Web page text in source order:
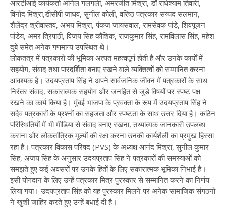
आरटीआई कार्यकर्ता अनिल गलगली, अमरजीत मिश्रा, डॉ राधेश्याम तिवारी,
विनोद मिश्रा,डीसीपी जाधव, सुनील कोली, वरिष्ठ पत्रकार सय्यद सलमान,
शैलेंद्र श्रीवास्तव, अभय मिश्रा, पंकज जायसवाल, रामसेवक पांडे, शिवपूजन
पांडेय, अमर त्रिपाठी, विजय सिंह कौशिक, राजकुमार सिंह, रामविलास सिंह, महेश
दुबे समेत अनेक गणमान्य उपस्थित थे।
लोकतंत्र में पत्रकारों की भूमिका अत्यंत महत्वपूर्ण होती है और उनके कार्यों में
सहयोग, संवाद तथा पारदर्शिता बनाए रखने वाले व्यक्तित्वों को सम्मानित करना
आवश्यक है। उदयप्रताप सिंह ने अपने सार्वजनिक जीवन में पत्रकारों के साथ
निरंतर संवाद, सकारात्मक सहयोग और जनहित से जुड़े विषयों पर स्पष्ट पक्ष
रखने का कार्य किया है। मुंबई भाजपा के प्रवक्ता के रूप में उदयप्रताप सिंह ने
सदैव पत्रकारों के प्रश्नों का सहजता और स्पष्टता के साथ उत्तर दिया है। कठिन
परिस्थितियों में भी मीडिया से संवाद बनाए रखना, तथ्यात्मक जानकारी उपलब्ध
कराना और लोकतांत्रिक मूल्यों की रक्षा करना उनकी कार्यशैली का प्रमुख हिस्सा
रहा है। पत्रकार विकास परिषद (PVS) के अध्यक्ष आनंद मिश्रा, सुनील कुमार
सिंह, अजय सिंह के अनुसार उदयप्रताप सिंह ने पत्रकारों की समस्याओं को
समझते हुए कई अवसरों पर उनके हितों के लिए सकारात्मक भूमिका निभाई है।
इसी योगदान के लिए उन्हें पत्रकार मित्र पुरस्कार से सम्मानित करने का निर्णय
लिया गया। उदयप्रताप सिंह को यह पुरस्कार मिलने पर अनेक सामाजिक संगठनों
ने खुशी जाहिर करते हुए उन्हें बधाई दी है।